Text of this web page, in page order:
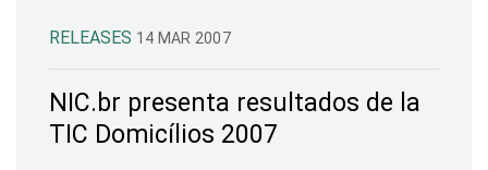
RELEASES 14 MAR 2007
NIC.br presenta resultados de la
TIC Domicílios 2007